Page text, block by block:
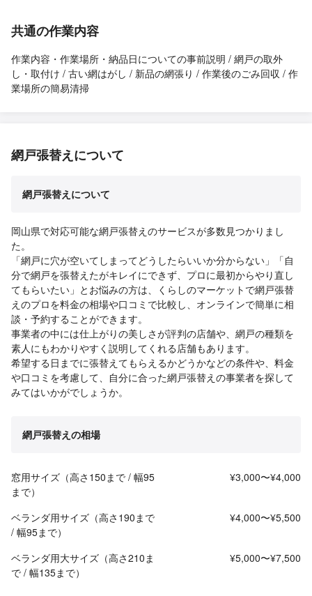
共通の作業内容
作業内容・作業場所・納品日についての事前説明 / 網戸の取外
し・取付け / 古い網はがし / 新品の網張り / 作業後のごみ回収 / 作
業場所の簡易清掃
網戸張替えについて
網戸張替えについて
岡山県で対応可能な網戸張替えのサービスが多数見つかりまし
た。
「網戸に穴が空いてしまってどうしたらいいか分からない」「自
分で網戸を張替えたがキレイにできず、プロに最初からやり直し
てもらいたい」とお悩みの方は、くらしのマーケットで網戸張替
えのプロを料金の相場や口コミで比較し、オンラインで簡単に相
談・予約することができます。
事業者の中には仕上がりの美しさが評判の店舗や、網戸の種類を
素人にもわかりやすく説明してくれる店舗もあります。
希望する日までに張替えてもらえるかどうかなどの条件や、料金
や口コミを考慮して、自分に合った網戸張替えの事業者を探して
みてはいかがでしょうか。
網戸張替えの相場
窓用サイズ（高さ150まで / 幅95
まで）
¥3,000〜¥4,000
ベランダ用サイズ（高さ190まで
/ 幅95まで）
¥4,000〜¥5,500
ベランダ用大サイズ（高さ210ま
で / 幅135まで）
¥5,000〜¥7,500